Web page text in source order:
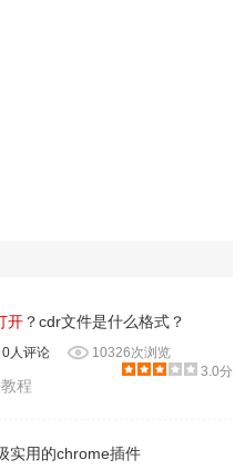
开 ？cdr文件是什么格式？
0人评论
10326次浏览
3.0分
程
实用的chrome插件